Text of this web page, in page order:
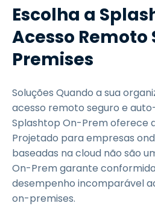
Escolha a
Acesso Remoto
Premises
Soluções Quando a sua
acesso remoto seguro e
Splashtop On-Prem oferece
Projetado para empresas
baseadas na cloud não são
On-Prem garante
desempenho incomparável
on-premises.